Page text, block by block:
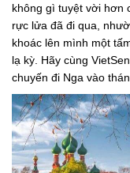
không gì tuyệt vời hơn
rực lửa đã đi qua,
khoác lên mình một
lạ kỳ. Hãy cùng
chuyến đi Nga vào